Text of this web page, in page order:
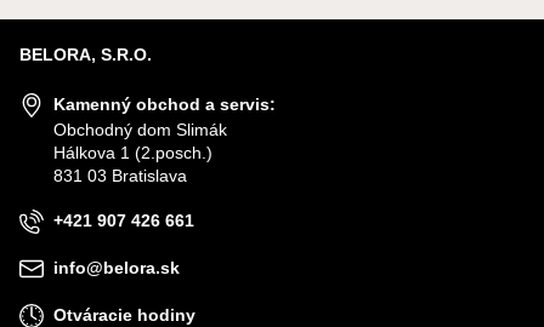
BELORA, S.R.O.
Kamenný obchod a servis:
Obchodný dom Slimák
Hálkova 1 (2.posch.)
831 03 Bratislava
+421 907 426 661
info@belora.sk
Otváracie hodiny